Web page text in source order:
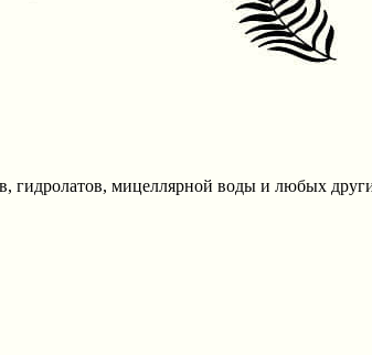
мицеллярной воды и любых